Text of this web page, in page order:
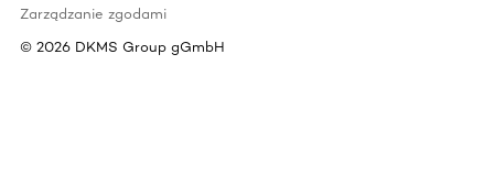
Zarządzanie zgodami
© 2026 DKMS Group gGmbH